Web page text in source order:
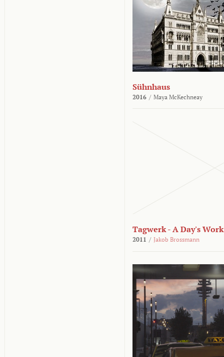
Sühnhaus
2016 / Maya McKechneay
Tagwerk - A Day's Work
2011 / Jakob Brossmann